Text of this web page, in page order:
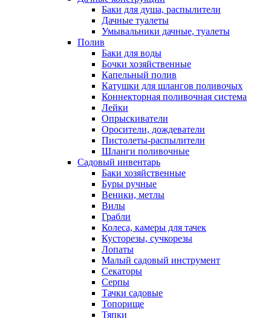
Баки для душа, распылители
Дачные туалеты
Умывальники дачные, туалеты
Полив
Баки для воды
Бочки хозяйственные
Капельный полив
Катушки для шлангов поливочых
Коннекторная поливочная система
Лейки
Опрыскиватели
Оросители, дождеватели
Пистолеты-распылители
Шланги поливочные
Садовый инвентарь
Баки хозяйственные
Буры ручные
Веники, метлы
Вилы
Грабли
Колеса, камеры для тачек
Кусторезы, сучкорезы
Лопаты
Малый садовый инструмент
Секаторы
Серпы
Тачки садовые
Топорище
Тяпки